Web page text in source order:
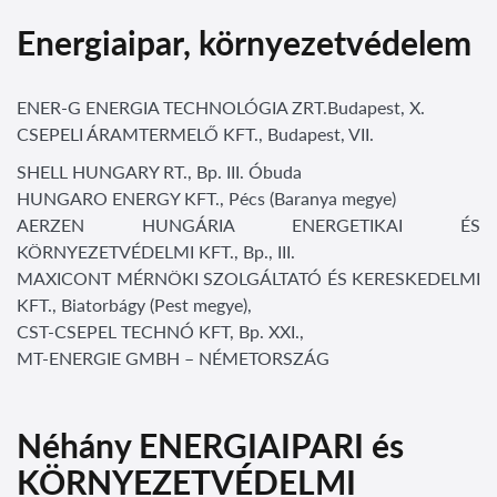
Energiaipar, környezetvédelem
ENER-G ENERGIA TECHNOLÓGIA ZRT.Budapest, X.
CSEPELI ÁRAMTERMELŐ KFT., Budapest, VII.
SHELL HUNGARY RT., Bp. III. Óbuda
HUNGARO ENERGY KFT., Pécs (Baranya megye)
AERZEN HUNGÁRIA ENERGETIKAI ÉS
KÖRNYEZETVÉDELMI KFT., Bp., III.
MAXICONT MÉRNÖKI SZOLGÁLTATÓ ÉS KERESKEDELMI
KFT., Biatorbágy (Pest megye),
CST-CSEPEL TECHNÓ KFT, Bp. XXI.,
MT-ENERGIE GMBH – NÉMETORSZÁG
Néhány ENERGIAIPARI és
KÖRNYEZETVÉDELMI